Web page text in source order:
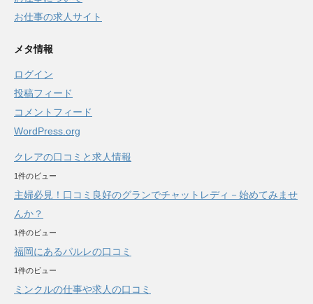
お仕事の求人サイト
メタ情報
ログイン
投稿フィード
コメントフィード
WordPress.org
クレアの口コミと求人情報
1件のビュー
主婦必見！口コミ良好のグランでチャットレディ－始めてみませ
んか？
1件のビュー
福岡にあるパルレの口コミ
1件のビュー
ミンクルの仕事や求人の口コミ